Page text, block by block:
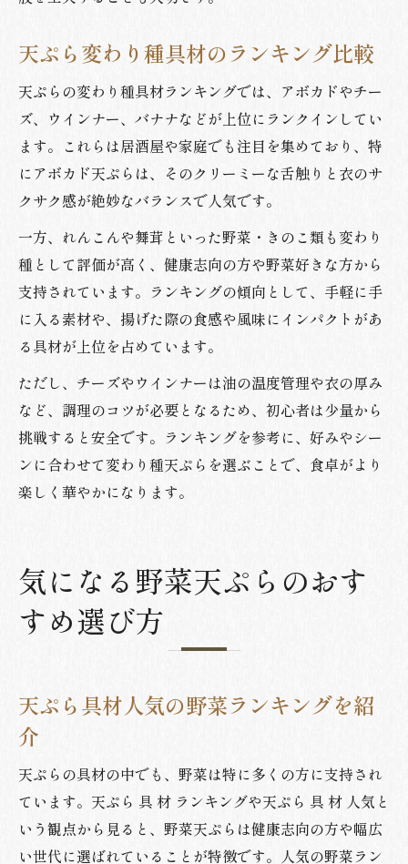
天ぷら変わり種具材のランキング比較
天ぷらの変わり種具材ランキングでは、アボカドやチー
ズ、ウインナー、バナナなどが上位にランクインしてい
ます。これらは居酒屋や家庭でも注目を集めており、特
にアボカド天ぷらは、そのクリーミーな舌触りと衣のサ
クサク感が絶妙なバランスで人気です。
一方、れんこんや舞茸といった野菜・きのこ類も変わり
種として評価が高く、健康志向の方や野菜好きな方から
支持されています。ランキングの傾向として、手軽に手
に入る素材や、揚げた際の食感や風味にインパクトがあ
る具材が上位を占めています。
ただし、チーズやウインナーは油の温度管理や衣の厚み
など、調理のコツが必要となるため、初心者は少量から
挑戦すると安全です。ランキングを参考に、好みやシー
ンに合わせて変わり種天ぷらを選ぶことで、食卓がより
楽しく華やかになります。
気になる野菜天ぷらのおす
すめ選び方
天ぷら具材人気の野菜ランキングを紹
介
天ぷらの具材の中でも、野菜は特に多くの方に支持され
ています。天ぷら 具 材 ランキングや天ぷら 具 材 人気と
いう観点から見ると、野菜天ぷらは健康志向の方や幅広
い世代に選ばれていることが特徴です。人気の野菜ラン